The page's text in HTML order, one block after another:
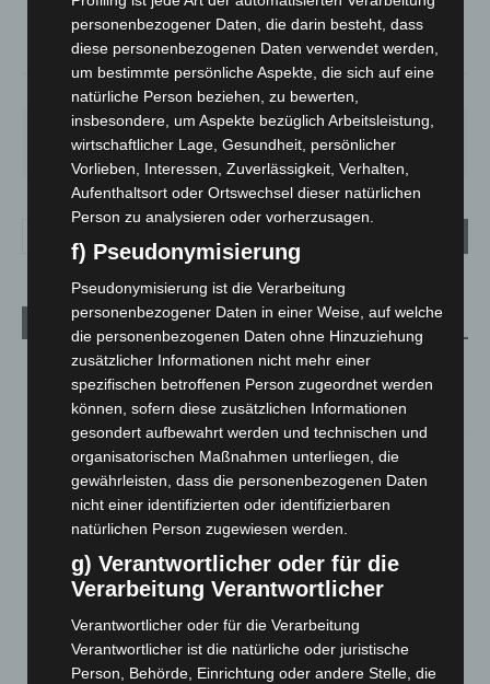
13.8°
75% 2.9m/s 90%
33°
MO.
27° 23° 26°
DO.
Aktuelle Beiträge
Kunst trifft Weingenuss: Barbara-Susann Mehring zeigt ihre
Werke im Jacques’ Wein-Depot Isernhagen
8. August 2026
A2: Zweite Turbobaustelle startet zwischen Hannover-West
und Bothfeld
8. August 2026
Waldbrandeinsatz aus Spanien zurück
7. August 2026
Hannover: Erste Tigermücken-Population in Niedersachsen
entdeckt
personenbezogener Daten, die darin besteht, dass
diese personenbezogenen Daten verwendet werden,
um bestimmte persönliche Aspekte, die sich auf eine
natürliche Person beziehen, zu bewerten,
insbesondere, um Aspekte bezüglich Arbeitsleistung,
wirtschaftlicher Lage, Gesundheit, persönlicher
Vorlieben, Interessen, Zuverlässigkeit, Verhalten,
Aufenthaltsort oder Ortswechsel dieser natürlichen
Person zu analysieren oder vorherzusagen.
f) Pseudonymisierung
Pseudonymisierung ist die Verarbeitung
personenbezogener Daten in einer Weise, auf welche
die personenbezogenen Daten ohne Hinzuziehung
zusätzlicher Informationen nicht mehr einer
spezifischen betroffenen Person zugeordnet werden
können, sofern diese zusätzlichen Informationen
gesondert aufbewahrt werden und technischen und
organisatorischen Maßnahmen unterliegen, die
gewährleisten, dass die personenbezogenen Daten
nicht einer identifizierten oder identifizierbaren
natürlichen Person zugewiesen werden.
g) Verantwortlicher oder für die
Verarbeitung Verantwortlicher
Verantwortlicher oder für die Verarbeitung
Verantwortlicher ist die natürliche oder juristische
Person, Behörde, Einrichtung oder andere Stelle, die